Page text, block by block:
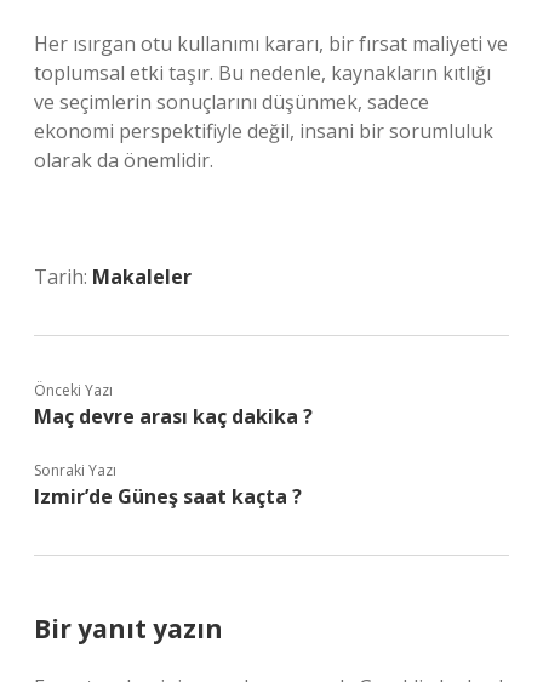
Her ısırgan otu kullanımı kararı, bir fırsat maliyeti ve
toplumsal etki taşır. Bu nedenle, kaynakların kıtlığı
ve seçimlerin sonuçlarını düşünmek, sadece
ekonomi perspektifiyle değil, insani bir sorumluluk
olarak da önemlidir.
Tarih: Makaleler
Önceki Yazı
Maç devre arası kaç dakika ?
Sonraki Yazı
Izmir’de Güneş saat kaçta ?
Bir yanıt yazın